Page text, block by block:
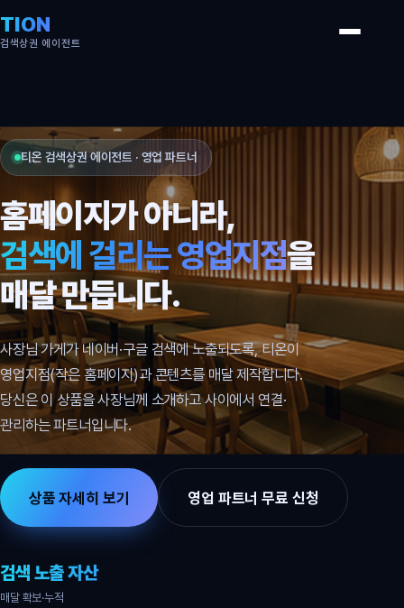
TION
검색상권 에이전트
티온 검색상권 에이전트 · 영업 파트너
홈페이지가 아니라,
검색에 걸리는 영업지점을
매달 만듭니다.
사장님 가게가 네이버·구글 검색에 노출되도록, 티온이
영업지점(작은 홈페이지)과 콘텐츠를 매달 제작합니다.
당신은 이 상품을 사장님께 소개하고 사이에서 연결·
관리하는 파트너입니다.
상품 자세히 보기 영업 파트너 무료 신청
검색 노출 자산
매달 확보·누적